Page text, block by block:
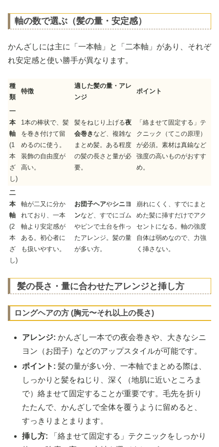
軸の数で選ぶ（髪の量・安定感）
かんざしには主に「一本軸」と「二本軸」があり、それぞ
れ安定感と使い勝手が異なります。
種
類
特徴
適した髪の量・アレ
ンジ
ポイント
一
本
軸
(1
本
ざ
し)
1本の棒状で、髪
を巻き付けて留
めるのに使う。
装飾の自由度が
高い。
髪をねじり上げる夜
会巻き など、複雑な
まとめ髪。ある程度
の髪の長さと量が必
要。
「絡ませて固定する」テ
クニック（てこの原理）
が必須。素材は真鍮など
強度の高いものがおすす
め。
二
本
軸
(2
本
ざ
し)
軸が二又に分か
れており、一本
軸より安定感が
ある。初心者に
も扱いやすい。
お団子ヘアやシニヨ
ンなど、すでにゴム
やピンで土台を作っ
たアレンジ。髪の量
が多い方。
崩れにくく、すでにまと
めた髪に挿すだけでアク
セントになる。軸の強度
自体は弱めなので、力強
く挿さない。
髪の長さ・量に合わせたアレンジと挿し方
ロングヘアの方 (胸元〜それ以上の長さ)
アレンジ: かんざし一本での夜会巻きや、大きなシニ
ヨン（お団子）などのアップスタイルが可能です。
ポイント: 髪の量が多い分、一本軸でまとめる際は、
しっかりと髪をねじり、深く（地肌に近いところま
で）絡ませて固定することが重要です。毛先を折り
たたんで、かんざしで全体を覆うように留めると、
すっきりまとまります。
挿し方: 「絡ませて固定する」テクニックをしっかり